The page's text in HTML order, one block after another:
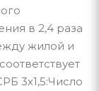
в 2,4 раза
жилой и
3х1,5:Число